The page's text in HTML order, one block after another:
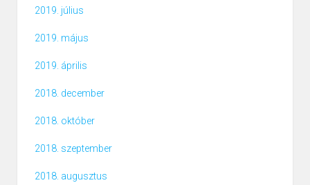
2019. július
2019. május
2019. április
2018. december
2018. október
2018. szeptember
2018. augusztus